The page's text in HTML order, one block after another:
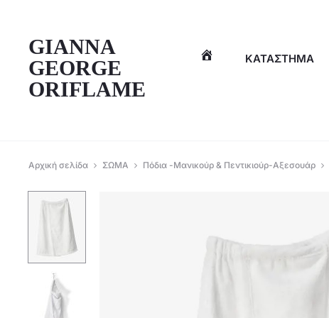
GIANNA
GEORGE
ORIFLAME
ΚΑΤΆΣΤΗΜΑ
Αρχική σελίδα ΣΩΜΑ Πόδια -Μανικούρ & Πεντικιούρ-Αξεσουάρ